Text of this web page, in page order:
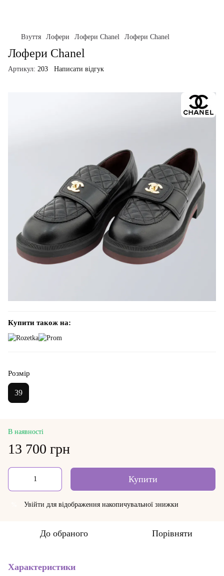
Взуття Лофери Лофери Chanel Лофери Chanel
Лофери Chanel
Артикул: 203 Написати відгук
Купити також на:
Розмір
39
В наявності
13 700 грн
Купити
Увійти для відображення накопичувальної знижки
До обраного Порівняти
Характеристики